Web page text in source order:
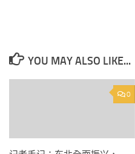
YOU MAY ALSO LIKE...
0